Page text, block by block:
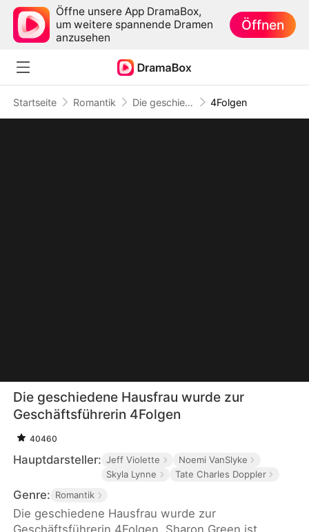
Öffne unsere App DramaBox,
um weitere spannende Dramen
anzusehen
Öffnen
Startseite Romantik Die geschiedene Hausfrau wurde zur Geschäftsführerin 4Folgen
Die geschiedene Hausfrau wurde zur
Geschäftsführerin 4Folgen
40460
Hauptdarsteller: Jeff Violette
Noemi VanSlyke
Skyla Lynne
Tate Charles Doppler
Genre: Romantik
Die geschiedene Hausfrau wurde zur